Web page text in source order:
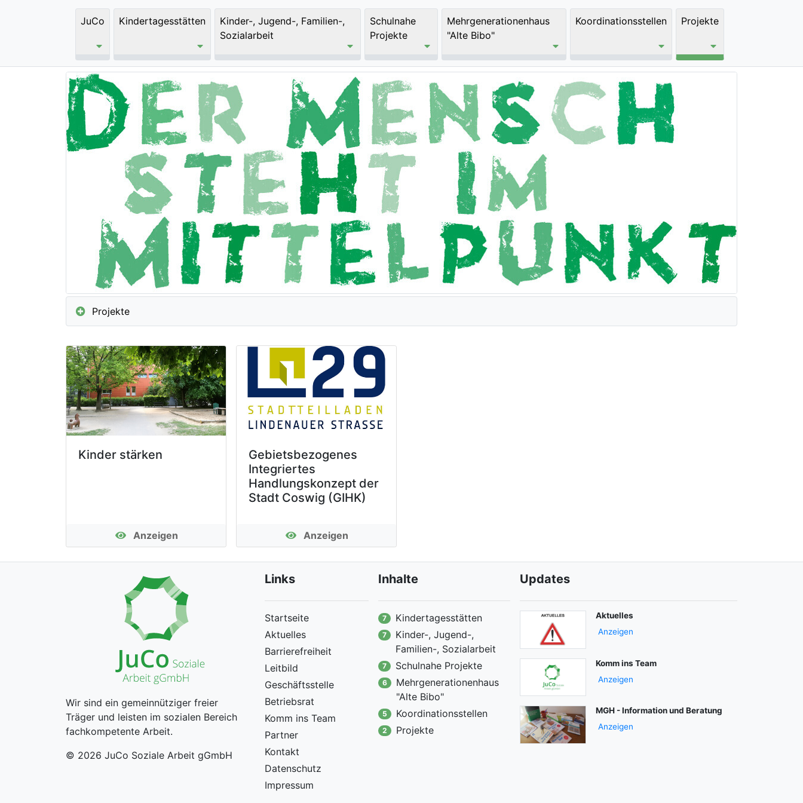
JuCo Kindertagesstätten
Kinder-, Jugend-, Familien-,
Sozialarbeit
Schulnahe
Projekte
Mehrgenerationenhaus
"Alte Bibo"
Koordinationsstellen Projekte
Projekte
Kinder stärken
Anzeigen
Gebietsbezogenes
Integriertes
Handlungskonzept der
Stadt Coswig (GIHK)
Anzeigen
Wir sind ein gemeinnütziger freier
Träger und leisten im sozialen Bereich
fachkompetente Arbeit.
© 2026 JuCo Soziale Arbeit gGmbH
Links
Startseite
Aktuelles
Barrierefreiheit
Leitbild
Geschäftsstelle
Betriebsrat
Komm ins Team
Partner
Kontakt
Datenschutz
Impressum
Inhalte
7 Kindertagesstätten
7
Kinder-, Jugend-,
Familien-, Sozialarbeit
7 Schulnahe Projekte
6
Mehrgenerationenhaus
"Alte Bibo"
5 Koordinationsstellen
2 Projekte
Updates
Aktuelles
Anzeigen
Komm ins Team
Anzeigen
MGH - Information und Beratung
Anzeigen